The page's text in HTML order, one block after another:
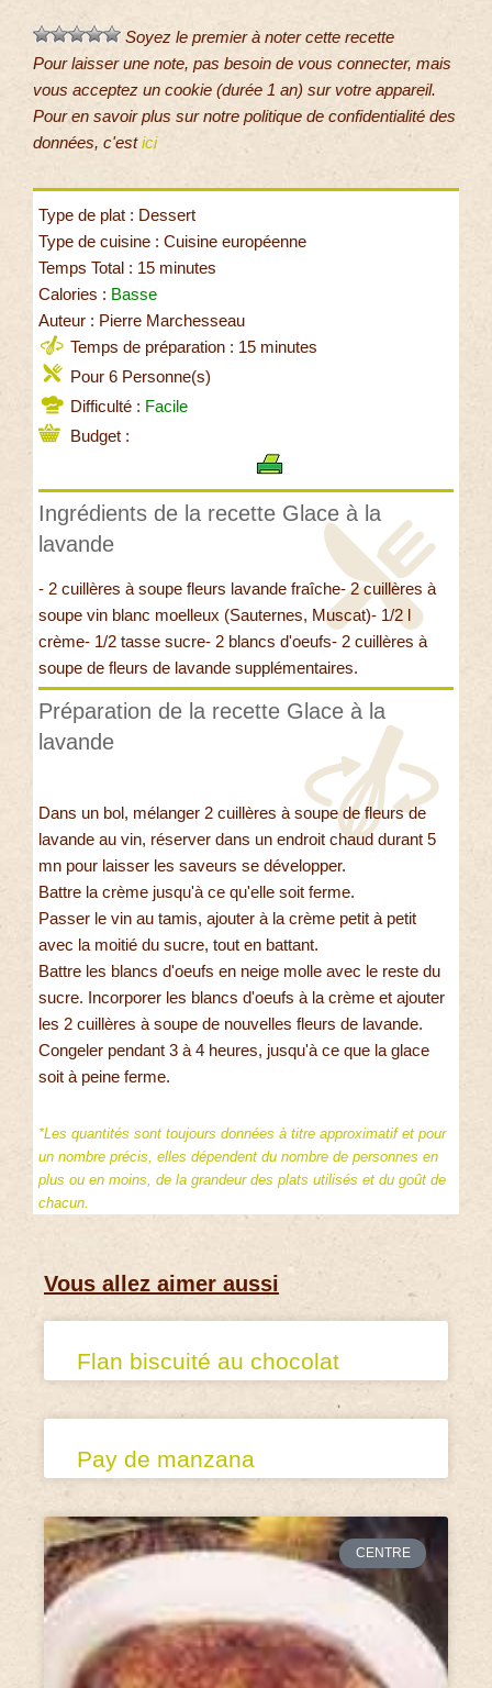
Soyez le premier à noter cette recette
Pour laisser une note, pas besoin de vous connecter, mais
vous acceptez un cookie (durée 1 an) sur votre appareil.
Pour en savoir plus sur notre politique de confidentialité des
données, c'estici
Type de plat : Dessert
Type de cuisine : Cuisine européenne
Temps Total : 15 minutes
Calories : Basse
Auteur : Pierre Marchesseau
Temps de préparation : 15 minutes
Pour 6 Personne(s)
Difficulté : Facile
Budget :
Ingrédients de la recette Glace à la
lavande
- 2 cuillères à soupe fleurs lavande fraîche- 2 cuillères à
soupe vin blanc moelleux (Sauternes, Muscat)- 1/2 l
crème- 1/2 tasse sucre- 2 blancs d'oeufs- 2 cuillères à
soupe de fleurs de lavande supplémentaires.
Préparation de la recette Glace à la
lavande
Dans un bol, mélanger 2 cuillères à soupe de fleurs de
lavande au vin, réserver dans un endroit chaud durant 5
mn pour laisser les saveurs se développer.
Battre la crème jusqu'à ce qu'elle soit ferme.
Passer le vin au tamis, ajouter à la crème petit à petit
avec la moitié du sucre, tout en battant.
Battre les blancs d'oeufs en neige molle avec le reste du
sucre. Incorporer les blancs d'oeufs à la crème et ajouter
les 2 cuillères à soupe de nouvelles fleurs de lavande.
Congeler pendant 3 à 4 heures, jusqu'à ce que la glace
soit à peine ferme.
*Les quantités sont toujours données à titre approximatif et pour
un nombre précis, elles dépendent du nombre de personnes en
plus ou en moins, de la grandeur des plats utilisés et du goût de
chacun.
Vous allez aimer aussi
Flan biscuité au chocolat
Pay de manzana
CENTRE